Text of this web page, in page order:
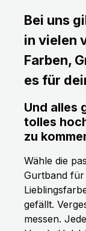
Bei uns
in vielen
Farben,
es für
Und alles
tolles
zu
Wähle die
Gurtband für
gefällt.
messen.